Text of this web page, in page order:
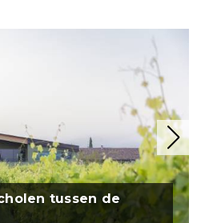
tussen de